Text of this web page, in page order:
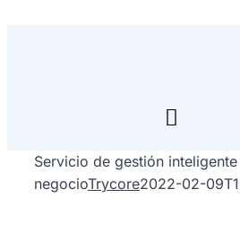
Toggle
Inicio
Servicio de gestión
negocioTrycore2022-02-